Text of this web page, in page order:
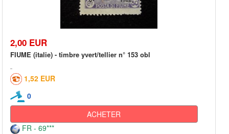
2,00 EUR
FIUME (italie) - timbre yvert/tellier n° 153 obl
1,52 EUR
0
ACHETER
FR - 69***